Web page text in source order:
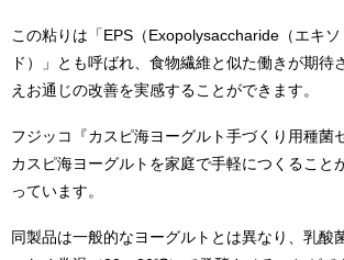
この粘りは「EPS（Exopolysaccharide（エキ
ド）」とも呼ばれ、食物繊維と似た働きが期待
えお通じの改善を実感することができます。
フジッコ『カスピ海ヨーグルト手づくり用種菌
カスピ海ヨーグルトを家庭で手軽につくること
っています。
同製品は一般的なヨーグルトとは異なり、乳酸